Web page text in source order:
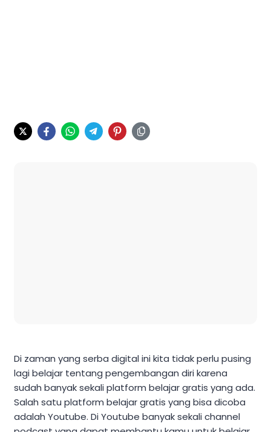
Di zaman yang serba digital ini kita tidak perlu pusing
lagi belajar tentang pengembangan diri karena
sudah banyak sekali platform belajar gratis yang ada.
Salah satu platform belajar gratis yang bisa dicoba
adalah Youtube. Di Youtube banyak sekali channel